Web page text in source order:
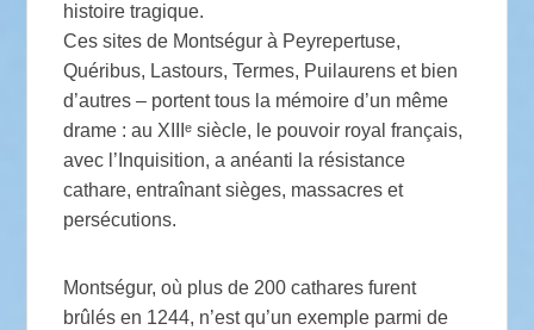
histoire tragique.
Ces sites de Montségur à Peyrepertuse,
Quéribus, Lastours, Termes, Puilaurens et bien
d’autres – portent tous la mémoire d’un même
drame : au XIIIᵉ siècle, le pouvoir royal français,
avec l’Inquisition, a anéanti la résistance
cathare, entraînant sièges, massacres et
persécutions.
Montségur, où plus de 200 cathares furent
brûlés en 1244, n’est qu’un exemple parmi de